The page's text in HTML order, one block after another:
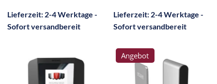
Lieferzeit: 2-4 Werktage -
Sofort versandbereit
Lieferzeit: 2-4 Werktage -
Sofort versandbereit
Angebot